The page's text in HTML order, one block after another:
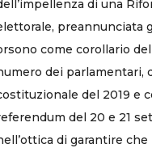
di una
preannunciata
come corollario
dei parlamentari,
del 2019 e
del 20 e 21
di garantire